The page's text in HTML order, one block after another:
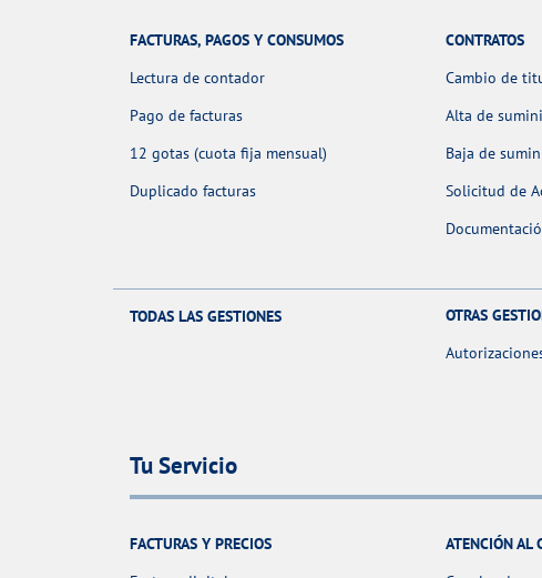
FACTURAS, PAGOS Y CONSUMOS
Lectura de contador
Pago de facturas
12 gotas (cuota fija mensual)
Duplicado facturas
CONTRATOS
Cambio de
Alta de
Baja de
Solicitud de
TODAS LAS GESTIONES
OTRAS
Tu Servicio
FACTURAS Y PRECIOS
ATENCIÓN AL